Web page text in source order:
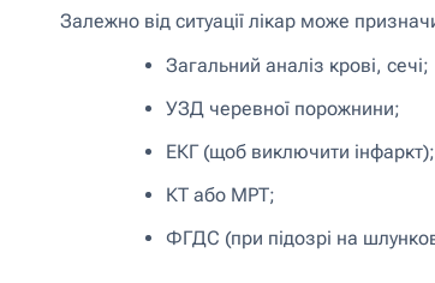
Залежно від ситуації лікар може
Загальний аналіз крові, сечі;
УЗД черевної порожнини;
ЕКГ (щоб виключити інфаркт);
КТ або МРТ;
ФГДС (при підозрі на